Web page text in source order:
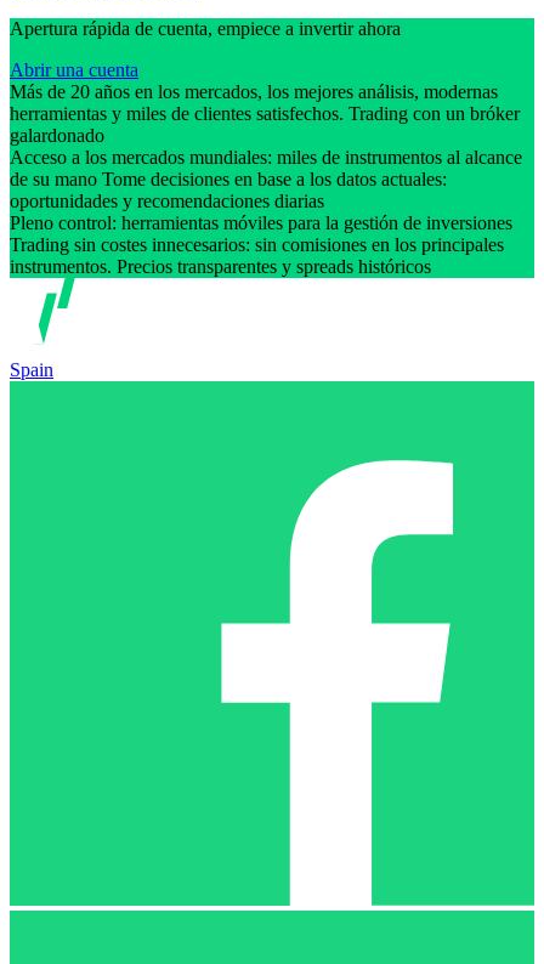
Apertura rápida de cuenta, empiece a invertir ahora
Abrir una cuenta
Más de 20 años en los mercados, los mejores análisis, modernas
herramientas y miles de clientes satisfechos. Trading con un bróker
galardonado
Acceso a los mercados mundiales: miles de instrumentos al alcance
de su mano Tome decisiones en base a los datos actuales:
oportunidades y recomendaciones diarias
Pleno control: herramientas móviles para la gestión de inversiones
Trading sin costes innecesarios: sin comisiones en los principales
instrumentos. Precios transparentes y spreads históricos
Spain